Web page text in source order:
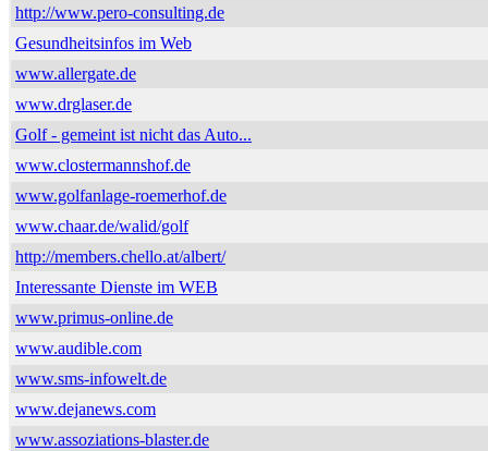
http://www.pero-consulting.de
Gesundheitsinfos im Web
www.allergate.de
www.drglaser.de
Golf - gemeint ist nicht das Auto...
www.clostermannshof.de
www.golfanlage-roemerhof.de
www.chaar.de/walid/golf
http://members.chello.at/albert/
Interessante Dienste im WEB
www.primus-online.de
www.audible.com
www.sms-infowelt.de
www.dejanews.com
www.assoziations-blaster.de